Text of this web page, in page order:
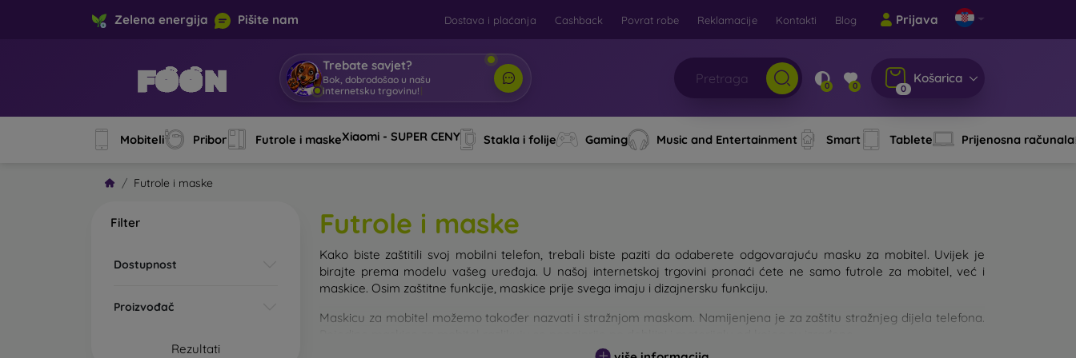
Zelena energija Pišite nam Dostava i plaćanja Cashback Povrat robe Reklamacije Kontakti Blog Prijava
Trebate savjet?
Bok, dobrodošao u našu
internetsku trgovinu!
0 0 0
Košarica
Mobiteli Pribor Futrole i maskeXiaomi - SUPER CENY Stakla i folije Gaming Music and Entertainment Smart Tablete Prijenosna računala
Futrole i maske
Filter
Dostupnost
Proizvođač
Rezultati
Futrole i maske
Kako biste zaštitili svoj mobilni telefon, trebali biste paziti da odaberete odgovarajuću masku za mobitel. Uvijek je
birajte prema modelu vašeg uređaja. U našoj internetskoj trgovini pronaći ćete ne samo futrole za mobitel, već i
maskice. Osim zaštitne funkcije, maskice prije svega imaju i dizajnersku funkciju.
Maskicu za mobitel možemo također nazvati i stražnjom maskom. Namijenjena je za zaštitu stražnjeg dijela telefona.